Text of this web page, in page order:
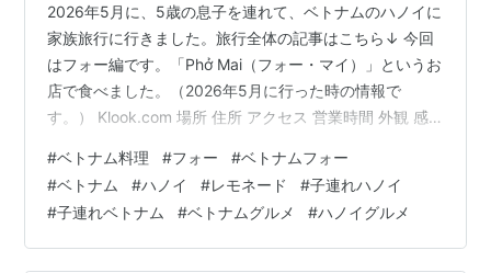
2026年5月に、5歳の息子を連れて、ベトナムのハノイに
家族旅行に行きました。旅行全体の記事はこちら↓ 今回
はフォー編です。「Phở Mai（フォー・マイ）」というお
店で食べました。（2026年5月に行った時の情報で
す。） Klook.com 場所 住所 アクセス 営業時間 外観 感
日のお昼ごはんに早速食べることにしました。 今回の旅
ではこの「メリアハノイ Melia Hanoi」というホテルに泊
まっていました。↓ 旅行当日、飛行機でハノイに着いて
ホテルにチェックインして 部屋で少しゆっくりした後
#ベトナム料理 #フォー #ベトナムフォー
#ベトナム #ハノイ #レモネード #子連れハノイ
#子連れベトナム #ベトナムグルメ #ハノイグルメ